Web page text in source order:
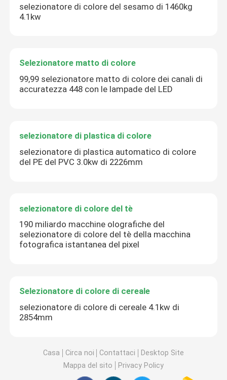
selezionatore di colore del sesamo di 1460kg
4.1kw
Selezionatore matto di colore
99,99 selezionatore matto di colore dei canali di
accuratezza 448 con le lampade del LED
selezionatore di plastica di colore
selezionatore di plastica automatico di colore
del PE del PVC 3.0kw di 2226mm
selezionatore di colore del tè
190 miliardo macchine olografiche del
selezionatore di colore del tè della macchina
fotografica istantanea del pixel
Selezionatore di colore di cereale
selezionatore di colore di cereale 4.1kw di
2854mm
Casa Circa noi Contattaci
Desktop Site
Mappa del sito
Privacy Policy